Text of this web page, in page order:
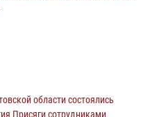
ключей от новых
разрешительной
области состоялись
Присяги сотрудниками